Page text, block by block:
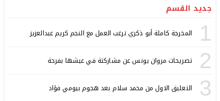
جديد القسم
1 المخرجة كاملة أبو ذكري ترغب العمل مع النجم كريم عبدالعزيز
2 تصريحات مروان يونس عن مشاركتة في عيشها بفرحة
3 التعليق الاول من محمد سلام بعد هجوم بيومي فؤاد